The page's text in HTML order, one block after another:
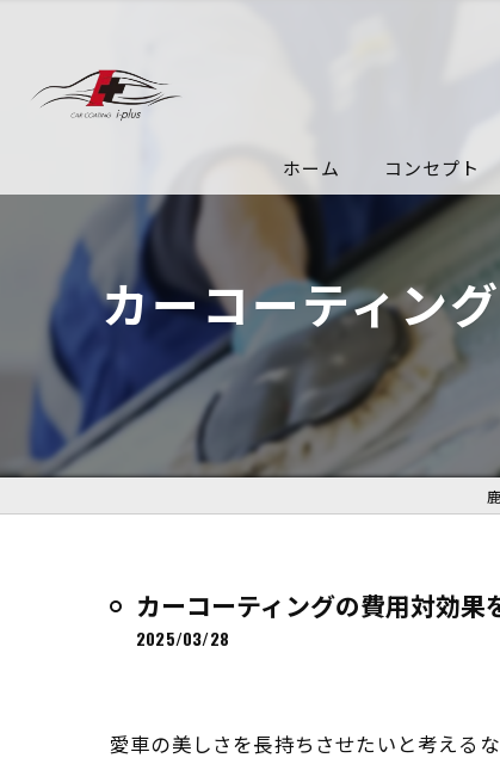
ホーム コンセプト
カーコーティン
カーコーティングの費用対効
2025/03/28
愛車の美しさを長持ちさせたいと考える